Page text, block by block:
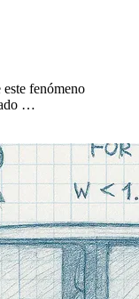
fenómeno
…